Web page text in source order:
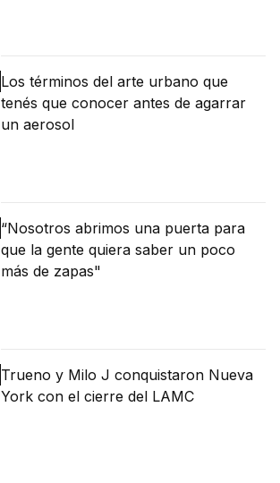
Los términos del arte urbano que
tenés que conocer antes de agarrar
un aerosol
“Nosotros abrimos una puerta para
que la gente quiera saber un poco
más de zapas"
Trueno y Milo J conquistaron Nueva
York con el cierre del LAMC